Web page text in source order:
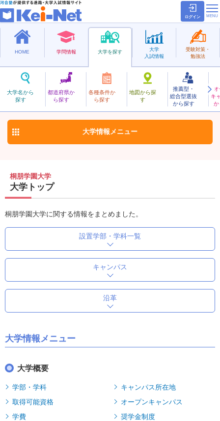
ログイン
HOME 学問情報 大学を探す
大学名から
探す
都道府県か
ら探す
各種条件か
ら探す
地図から探
す
推薦型・
総合型選抜
から探す
キ
か
大学
入試情報
受験対策・
勉強法
私立
とうほうがくえん
桐朋学園大学 お気に入り
大学情報 メニュー
桐朋学園大学
大学トップ
桐朋学園大学に関する情報をまとめました。
設置学部・学科一覧
キャンパス
沿革
大学情報メニュー
大学概要
学部・学科
キャンパス所在地
取得可能資格
オープンキャンパス
学費
奨学金制度